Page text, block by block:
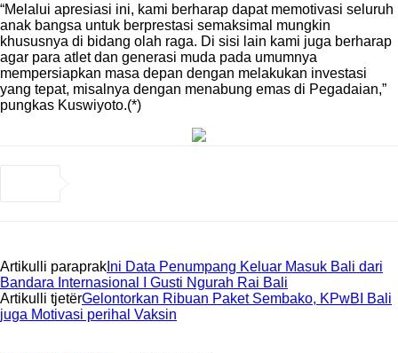
“Melalui apresiasi ini, kami berharap dapat memotivasi seluruh
anak bangsa untuk berprestasi semaksimal mungkin
khususnya di bidang olah raga. Di sisi lain kami juga berharap
agar para atlet dan generasi muda pada umumnya
mempersiapkan masa depan dengan melakukan investasi
yang tepat, misalnya dengan menabung emas di Pegadaian,”
pungkas Kuswiyoto.(*)
Artikulli paraprak Ini Data Penumpang Keluar Masuk Bali dari
Bandara Internasional I Gusti Ngurah Rai Bali
Artikulli tjetërGelontorkan Ribuan Paket Sembako, KPwBI Bali
juga Motivasi perihal Vaksin